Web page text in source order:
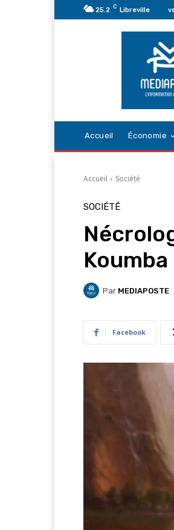
25.2 C Libreville
Accueil Économie
Accueil Société
SOCIÉTÉ
Par MEDIAPOSTE
Facebook